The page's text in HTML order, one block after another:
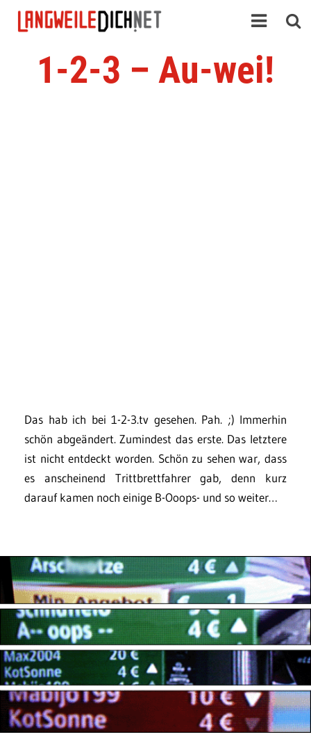
1-2-3 – Au-wei!
Das hab ich bei 1-2-3.tv gesehen. Pah. ;) Immerhin
schön abgeändert. Zumindest das erste. Das letztere
ist nicht entdeckt worden. Schön zu sehen war, dass
es anscheinend Trittbrettfahrer gab, denn kurz
darauf kamen noch einige B-Ooops- und so weiter…